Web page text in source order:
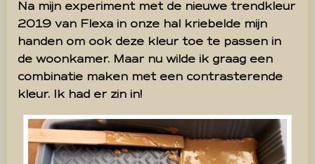
Na mijn experiment met de nieuwe trendkleur
2019 van Flexa in onze hal kriebelde mijn
handen om ook deze kleur toe te passen in
de woonkamer. Maar nu wilde ik graag een
combinatie maken met een contrasterende
kleur. Ik had er zin in!